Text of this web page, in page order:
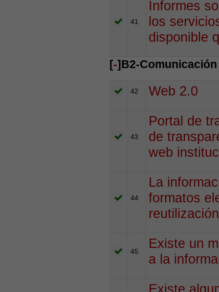
41
Informes
los
disponible
[-]B2-
42 Web 2.0
43
Portal de
de
web
44
La
formatos
45
Existe un
a la
Existe